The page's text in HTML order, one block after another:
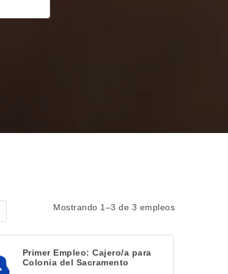
Mostrando 1–3 de 3 empleos
Primer Empleo: Cajero/a para
Colonia del Sacramento